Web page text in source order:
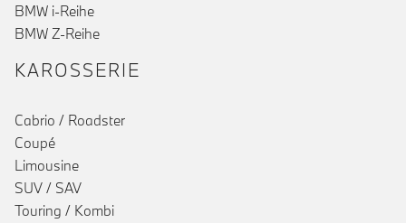
BMW i-Reihe
BMW Z-Reihe
KAROSSERIE
Cabrio / Roadster
Coupé
Limousine
SUV / SAV
Touring / Kombi